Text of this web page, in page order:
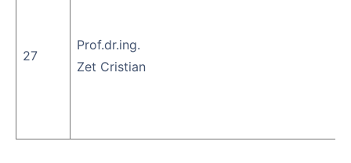
27
Prof.dr.ing.
Zet Cristian